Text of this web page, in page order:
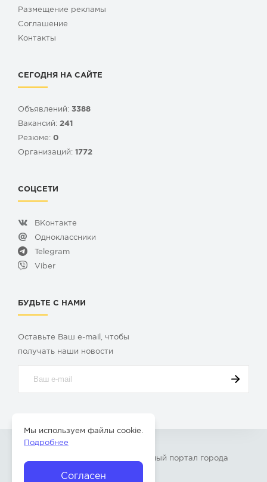
Размещение рекламы
Cоглашение
Контакты
СЕГОДНЯ НА САЙТЕ
Объявлений: 3388
Вакансий: 241
Резюме: 0
Организаций: 1772
СОЦСЕТИ
ВКонтакте
Одноклассники
Telegram
Viber
БУДЬТЕ С НАМИ
Оставьте Ваш e-mail, чтобы
получать наши новости
» – Главный портал города
Бор Нижегородской области
Согласен
Мы используем файлы cookie.
Подробнее